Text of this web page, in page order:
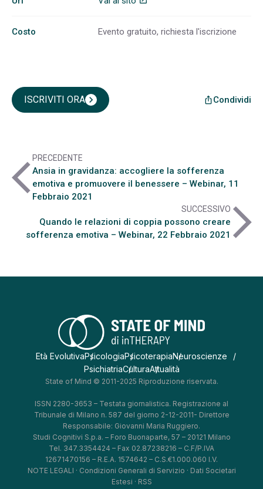
Costo Evento gratuito, richiesta l'iscrizione
ISCRIVITI ORAchevron_right ios_shareCondividi
arrow_back_ios
PRECEDENTE
Ansia in gravidanza: accogliere la sofferenza
emotiva e promuovere il benessere – Webinar, 11
Febbraio 2021
SUCCESSIVO
Quando le relazioni di coppia possono creare
sofferenza emotiva – Webinar, 22 Febbraio 2021arrow_forward_ios
Età EvolutivaPsicologiaPsicoterapiaNeuroscienze
PsichiatriaCulturaAttualità
State of Mind © 2011-2025 Riproduzione riservata.
ISSN 2280-3653 – Testata giornalistica. Registrazione al
Tribunale di Milano n. 587 del giorno 2-12-2011- Direttore
Responsabile: Giovanni Maria Ruggiero.
Studi Cognitivi S.p.a. – Foro Buonaparte, 57 – 20121 Milano
Tel. 347.3354424 – Fax 02.87238216 – C.F/P.IVA
12671470156 – R.E.A. 1574642 – C.S.€1.000.060 I.V.
NOTE LEGALI · Condizioni Generali di Servizio · Dati Societari
Estesi · RSS